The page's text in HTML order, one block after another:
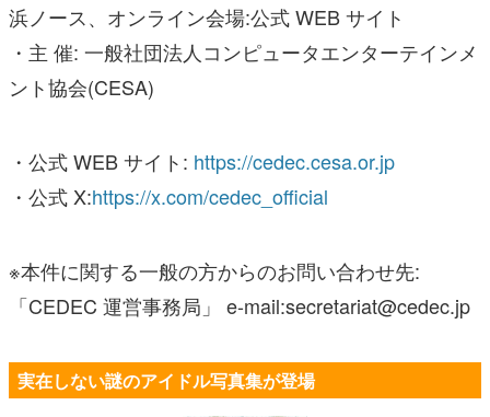
浜ノース、オンライン会場:公式 WEB サイト
・主 催: 一般社団法人コンピュータエンターテインメ
ント協会(CESA)
・公式 WEB サイト: https://cedec.cesa.or.jp
・公式 X:https://x.com/cedec_official
※本件に関する一般の方からのお問い合わせ先:
「CEDEC 運営事務局」 e-mail:secretariat@cedec.jp
実在しない謎のアイドル写真集が登場